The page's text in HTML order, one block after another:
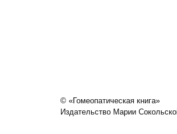
© «Гомеопатическая книга»
Издательство Марии